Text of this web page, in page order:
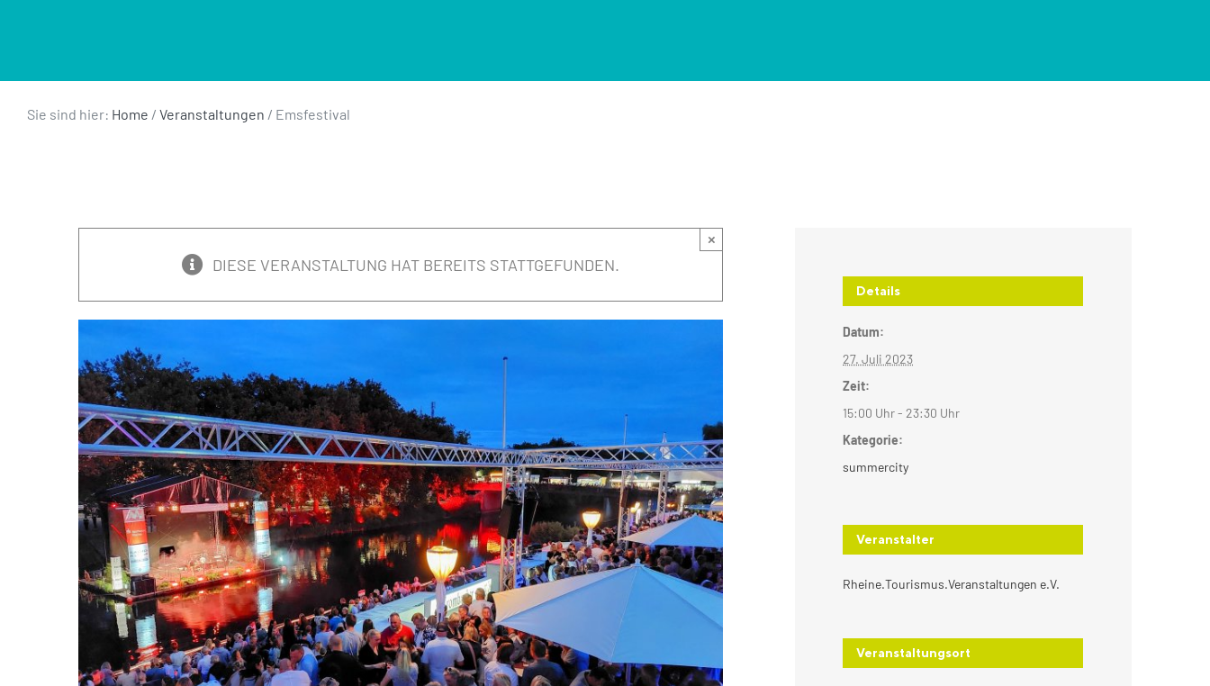
Sie sind hier: Home / Veranstaltungen / Emsfestival
DIESE VERANSTALTUNG HAT BEREITS STATTGEFUNDEN.
×
Details
Datum:
27. Juli 2023
Zeit:
15:00 Uhr - 23:30 Uhr
Kategorie:
summercity
Veranstalter
Rheine.Tourismus.Veranstaltungen e.V.
Veranstaltungsort